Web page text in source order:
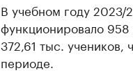
В учебном году 2023/
функционировало
372,61 тыс.
периоде.